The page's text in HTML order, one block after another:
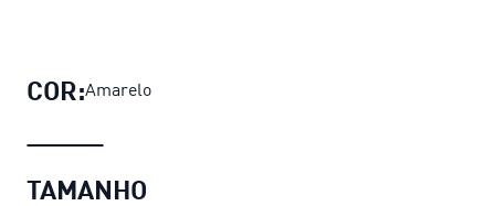
COR:Amarelo
TAMANHO